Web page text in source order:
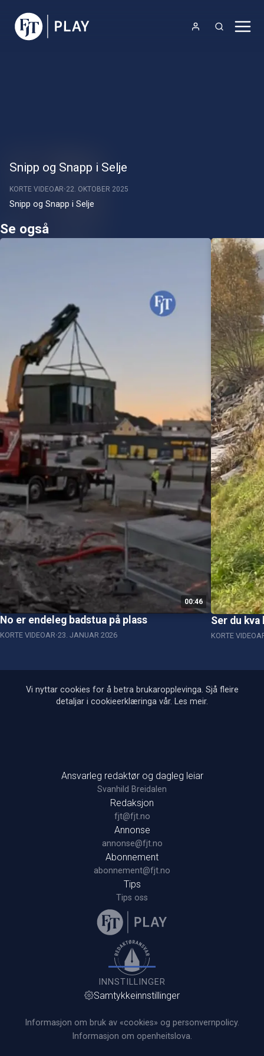
Snipp og Snapp i Selje
KORTE VIDEOAR 22. OKTOBER 2025
Snipp og Snapp i Selje
Se også
00:46
No er endeleg badstua på plass
KORTE VIDEOAR 23. JANUAR 2026
Ser du
KORTE
Vi nyttar cookies for å betra brukaropplevinga. Sjå fleire
detaljar i cookieerklæringa vår. Les meir.
Ansvarleg redaktør og dagleg leiar
Svanhild Breidalen
Redaksjon
fjt@fjt.no
Annonse
annonse@fjt.no
Abonnement
abonnement@fjt.no
Tips
Tips oss
INNSTILLINGER
Samtykkeinnstillinger
Informasjon om bruk av «cookies» og personvernpolicy.
Informasjon om openheitslova.